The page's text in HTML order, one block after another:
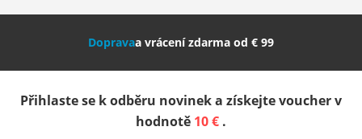
Nederland Italia (Italiano) Italien (Deutsch)
Slovenija
Dopravaa vrácení zdarma od € 99
Přihlaste se k odběru novinek a získejte voucher v
hodnotě 10 € .